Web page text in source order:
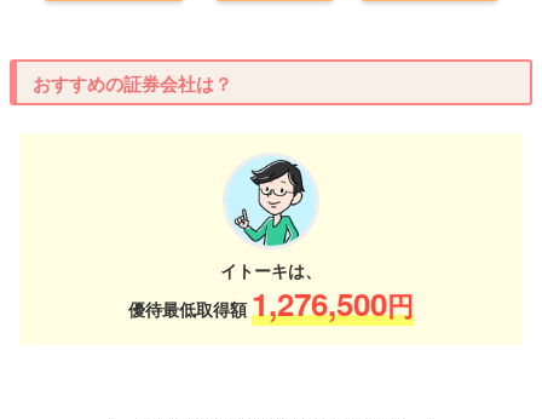
おすすめの証券会社は？
イトーキは、
優待最低取得額1,276,500円